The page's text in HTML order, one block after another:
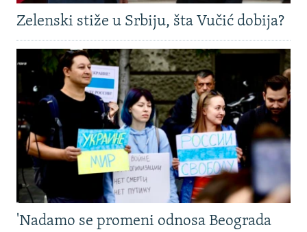
Zelenski stiže u Srbiju, šta Vučić dobija?
'Nadamo se promeni odnosa Beograda